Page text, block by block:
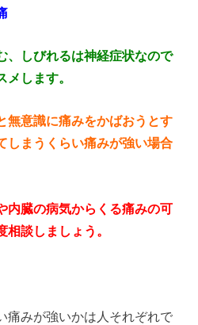
しびれるは神経症状なので
します。
意識に痛みをかばおうとす
しまうくらい痛みが強い場合
臓の病気からくる痛みの可
談しましょう。
痛みが強いかは人それぞれで